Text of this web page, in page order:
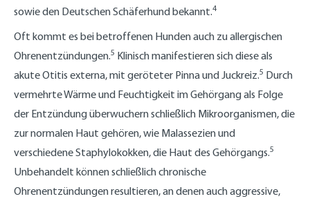
sowie den Deutschen Schäferhund bekannt.4
Oft kommt es bei betroffenen Hunden auch zu allergischen
Ohrenentzündungen.5 Klinisch manifestieren sich diese als
akute Otitis externa, mit geröteter Pinna und Juckreiz.5 Durch
vermehrte Wärme und Feuchtigkeit im Gehörgang als Folge
der Entzündung überwuchern schließlich Mikroorganismen, die
zur normalen Haut gehören, wie Malassezien und
verschiedene Staphylokokken, die Haut des Gehörgangs.5
Unbehandelt können schließlich chronische
Ohrenentzündungen resultieren, an denen auch aggressive,